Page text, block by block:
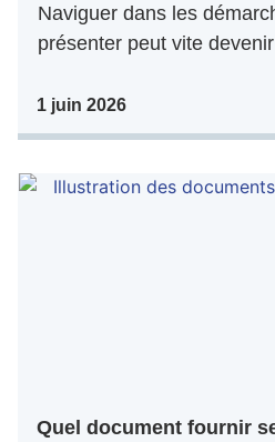
Naviguer dans les
présenter peut vite
1 juin 2026
Quel document fournir